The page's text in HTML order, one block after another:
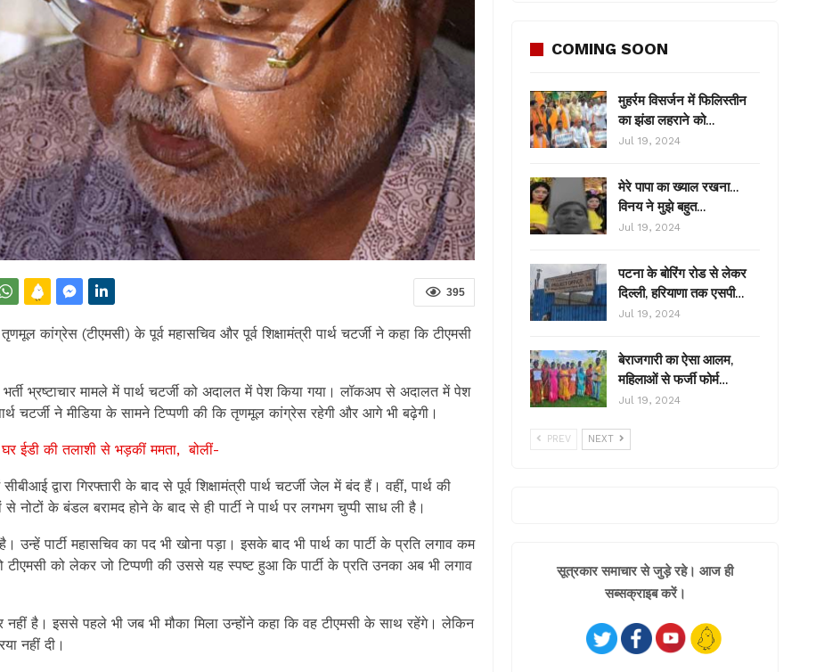
395
कांग्रेस (टीएमसी) के पूर्व महासचिव और पूर्व शिक्षामंत्री पार्थ चटर्जी ने कहा कि टीएमसी
भर्ती भ्रष्टाचार मामले में पार्थ चटर्जी को अदालत में पेश किया गया। लॉकअप से अदालत में पेश
पार्थ चटर्जी ने मीडिया के सामने टिप्पणी की कि तृणमूल कांग्रेस रहेगी और आगे भी बढ़ेगी।
ईडी की तलाशी से भड़कीं ममता, बोलीं-
द्वारा गिरफ्तारी के बाद से पूर्व शिक्षामंत्री पार्थ चटर्जी जेल में बंद हैं। वहीं, पार्थ की
से नोटों के बंडल बरामद होने के बाद से ही पार्टी ने पार्थ पर लगभग चुप्पी साध ली है।
उन्हें पार्टी महासचिव का पद भी खोना पड़ा। इसके बाद भी पार्थ का पार्टी के प्रति लगाव कम
टीएमसी को लेकर जो टिप्पणी की उससे यह स्पष्ट हुआ कि पार्टी के प्रति उनका अब भी लगाव
नहीं है। इससे पहले भी जब भी मौका मिला उन्होंने कहा कि वह टीएमसी के साथ रहेंगे। लेकिन
नहीं दी।
COMING SOON
मुहर्रम विसर्जन में फिलिस्तीन
का झंडा लहराने को…
Jul 19, 2024
मेरे पापा का ख्याल रखना…
विनय ने मुझे बहुत…
Jul 19, 2024
पटना के बोरिंग रोड से लेकर
दिल्ली, हरियाणा तक एसपी…
Jul 19, 2024
बेराजगारी का ऐसा आलम,
महिलाओं से फर्जी फोर्म…
Jul 19, 2024
PREV NEXT
सूत्रकार समाचार से जुड़े रहे। आज ही
सब्सक्राइब करें।